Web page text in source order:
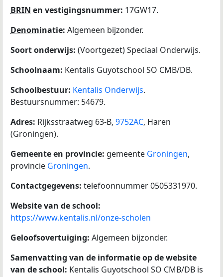
BRIN en vestigingsnummer: 17GW17.
Denominatie: Algemeen bijzonder.
Soort onderwijs: (Voortgezet) Speciaal Onderwijs.
Schoolnaam: Kentalis Guyotschool SO CMB/DB.
Schoolbestuur: Kentalis Onderwijs.
Bestuursnummer: 54679.
Adres: Rijksstraatweg 63-B, 9752AC, Haren
(Groningen).
Gemeente en provincie: gemeente Groningen,
provincie Groningen.
Contactgegevens: telefoonnummer 0505331970.
Website van de school:
https://www.kentalis.nl/onze-scholen
Geloofsovertuiging: Algemeen bijzonder.
Samenvatting van de informatie op de website
van de school: Kentalis Guyotschool SO CMB/DB is